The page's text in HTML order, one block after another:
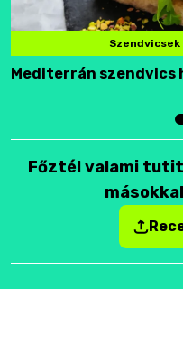
Szendvicsek
Mediterrán szendvics
Főztél valami tutit